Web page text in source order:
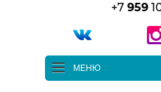
+7 959
МЕНЮ